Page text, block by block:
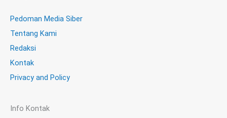
Pedoman Media Siber
Tentang Kami
Redaksi
Kontak
Privacy and Policy
Info Kontak